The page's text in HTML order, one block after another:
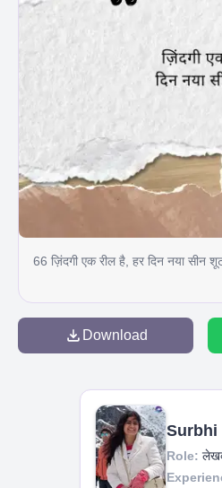
66 ज़िंदगी एक रील है, हर दिन नया सीन
Download
Surbhi
Role: